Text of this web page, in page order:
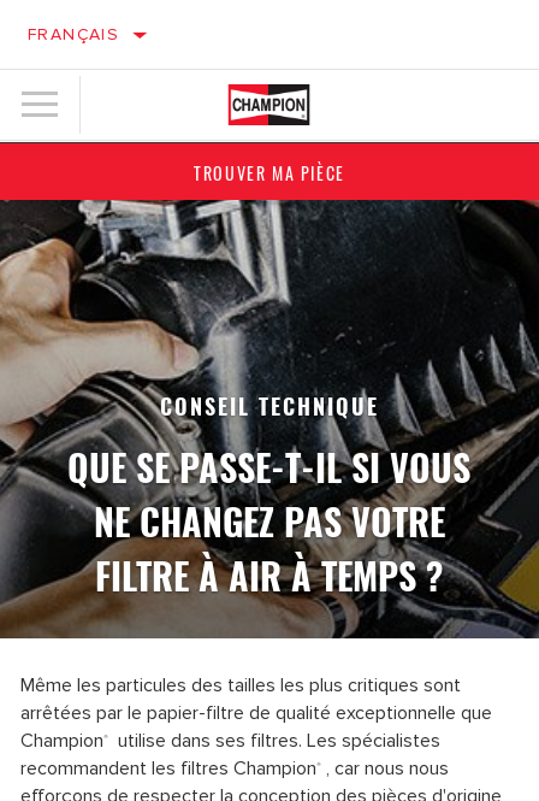
FRANÇAIS
TROUVER MA PIÈCE
CONSEIL TECHNIQUE
QUE SE PASSE-T-IL SI VOUS
NE CHANGEZ PAS VOTRE
FILTRE À AIR À TEMPS ?
Même les particules des tailles les plus critiques sont
arrêtées par le papier-filtre de qualité exceptionnelle que
Champion®
utilise dans ses filtres. Les spécialistes
recommandent les filtres Champion®
, car nous nous
efforçons de respecter la conception des pièces d'origine